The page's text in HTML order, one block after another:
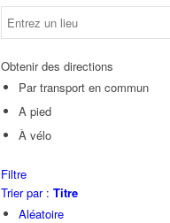
Obtenir des directions
Par transport en commun
A pied
À vélo
Filtre
Trier par : Titre
Aléatoire